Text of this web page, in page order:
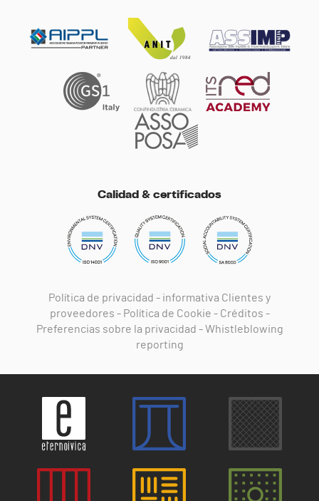
Calidad & certificados
Política de privacidad - informativa Clientes y
proveedores - Política de Cookie - Créditos -
Preferencias sobre la privacidad -Whistleblowing
reporting